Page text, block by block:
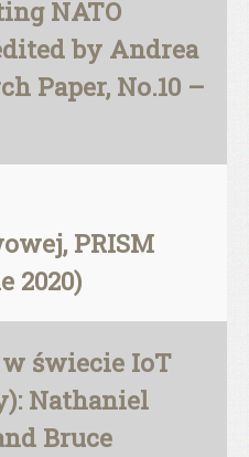
NATO
by Andrea
Paper, No.10 –
PRISM
2020)
świecie IoT
Nathaniel
Bruce